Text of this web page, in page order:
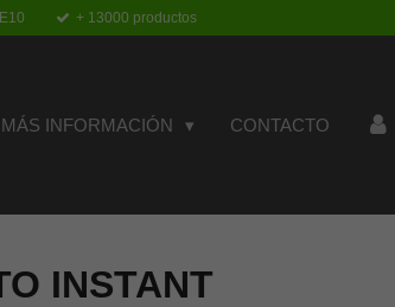
+ 13000 productos
MÁS INFORMACIÓN CONTACTO
INSTANT